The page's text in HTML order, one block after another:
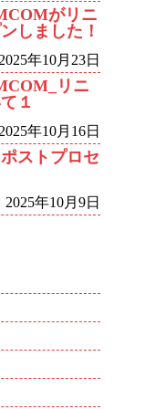
がリニ
しました！
2025年10月23日
リニ
１
2025年10月16日
ストプロセ
2025年10月9日